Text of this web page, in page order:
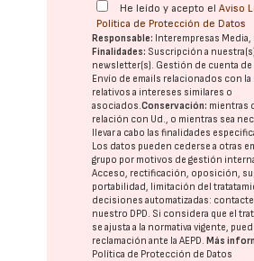
He leído y acepto elAviso
Política de Protección de Datos
Responsable: Interempresas Media,
Finalidades: Suscripción a nuestra(s)
newsletter(s). Gestión de cuenta de
Envío de emails relacionados con la
relativos a intereses similares o
asociados.Conservación: mientras
relación con Ud., o mientras sea
llevar a cabo las finalidades
Los datos pueden cederse a otras
grupo por motivos de gestión
Acceso, rectificación, oposición,
portabilidad, limitación del
decisiones automatizadas:
nuestro DPD. Si considera que el
se ajusta a la normativa vigente,
reclamación ante laAEPD.Más
Política de Protección de Datos